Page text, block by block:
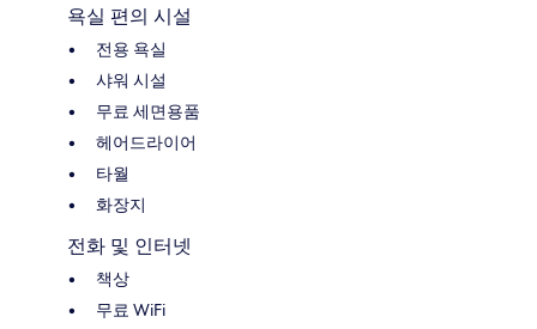
욕실 편의 시설
전용 욕실
샤워 시설
무료 세면용품
헤어드라이어
타월
화장지
전화 및 인터넷
책상
무료 WiFi